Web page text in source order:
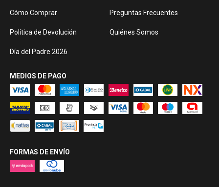
Cómo Comprar Preguntas Frecuentes
Política de Devolución Quiénes Somos
Día del Padre 2026
MEDIOS DE PAGO
FORMAS DE ENVÍO